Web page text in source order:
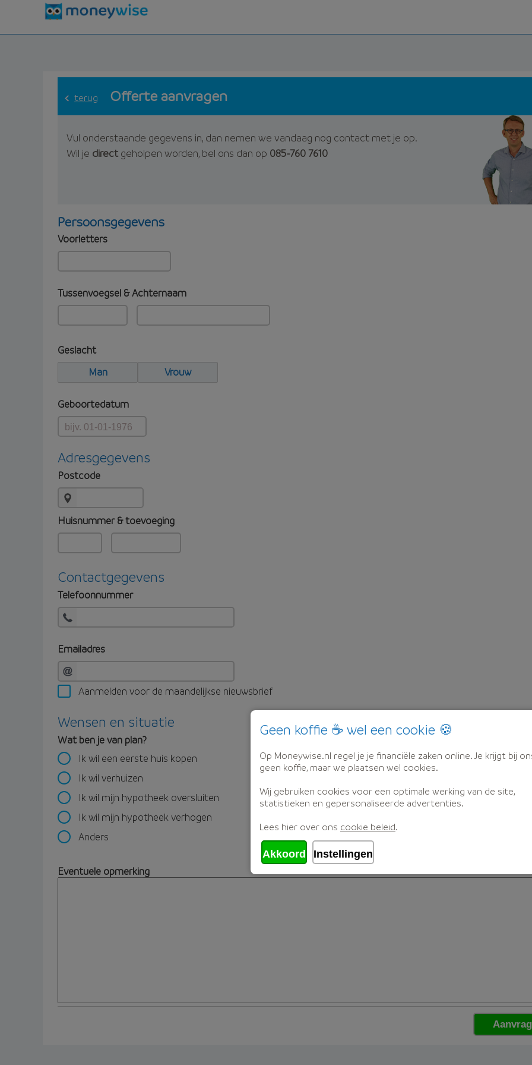
terug Offerte aanvragen
Vul onderstaande gegevens in, dan nemen we vandaag nog contact met je op.
Wil je directgeholpen worden, bel ons dan op 085-760 7610
Persoonsgegevens
Voorletters
Tussenvoegsel & Achternaam
Geslacht
Man
Vrouw
Geboortedatum
Adresgegevens
Postcode
Huisnummer & toevoeging
Contactgegevens
Telefoonnummer
Emailadres
Aanmelden voor de maandelijkse nieuwsbrief
Wensen en situatie
Wat ben je van plan?
Ik wil een eerste huis kopen
Ik wil verhuizen
Ik wil mijn hypotheek oversluiten
Ik wil mijn hypotheek verhogen
Anders
Eventuele opmerking
Geen koffie ☕ wel een cookie 🍪
Op Moneywise.nl regel je je financiële zaken online. Je krijgt bij
geen koffie, maar we plaatsen wel cookies.
Wij gebruiken cookies voor een optimale werking van de site,
statistieken en gepersonaliseerde advertenties.
Lees hier over ons cookie beleid.
Akkoord Instellingen